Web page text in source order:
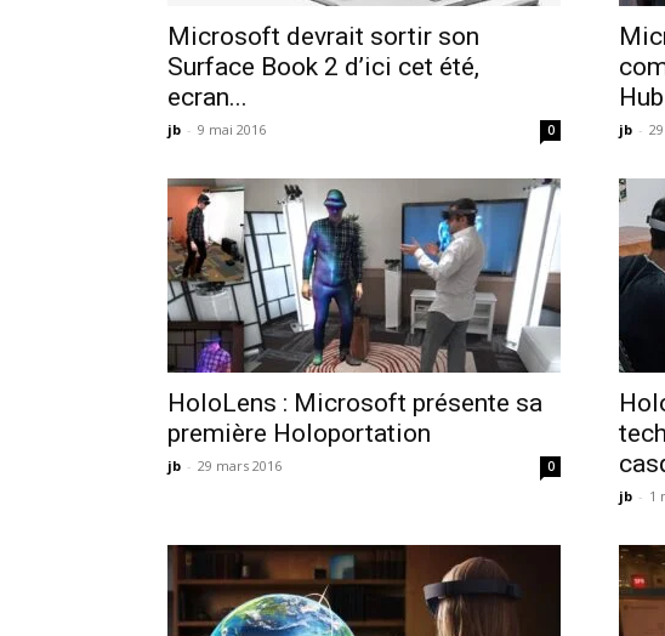
Microsoft devrait sortir son
Surface Book 2 d’ici cet été,
ecran...
jb - 9 mai 2016 0
Hub
jb -
HoloLens : Microsoft présente sa
première Holoportation
jb - 29 mars 2016 0
jb - 1